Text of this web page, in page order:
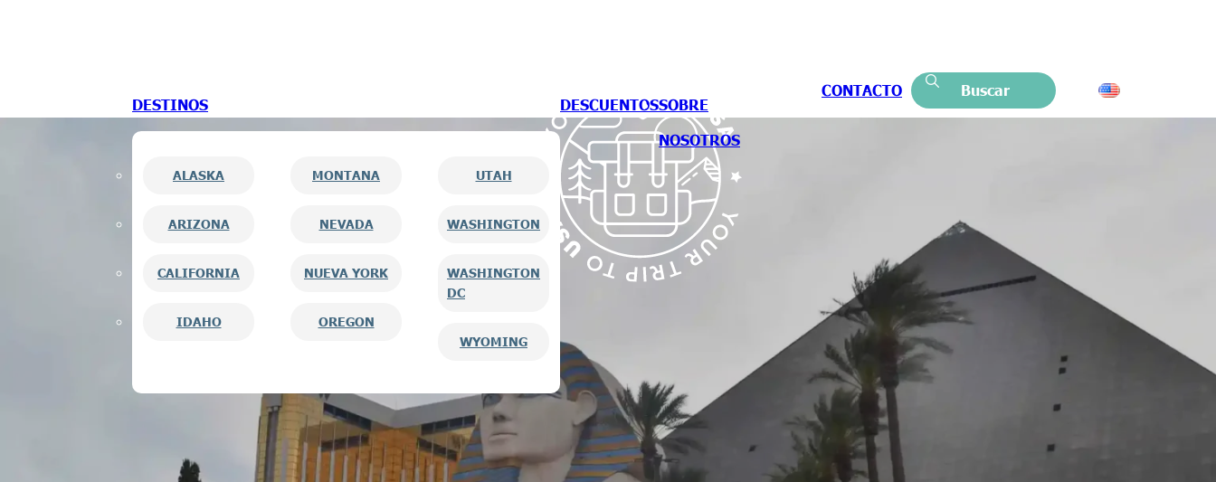
DESTINOS
ALASKA
ARIZONA
CALIFORNIA
IDAHO
MONTANA
NEVADA
NUEVA YORK
OREGON
UTAH
WASHINGTON
WASHINGTON
DC
WYOMING
DESCUENTOSSOBRE
NOSOTROS
CONTACTO
Buscar